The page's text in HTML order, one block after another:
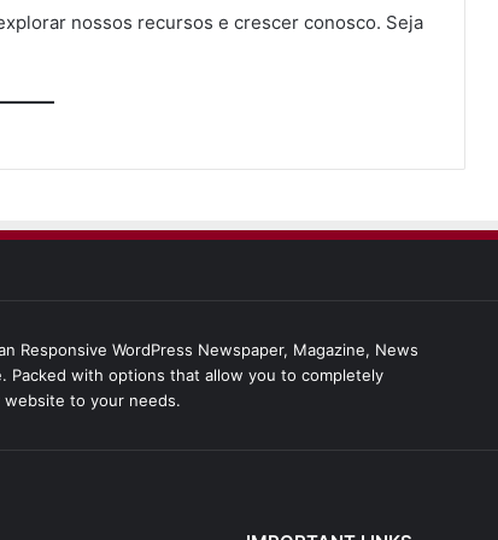
nossos recursos e crescer conosco. Seja
Responsive WordPress Newspaper, Magazine, News
Packed with options that allow you to completely
website to your needs.